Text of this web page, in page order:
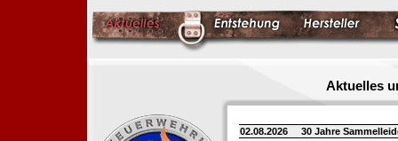
Aktuelles
02.08.2026 30 Jahre